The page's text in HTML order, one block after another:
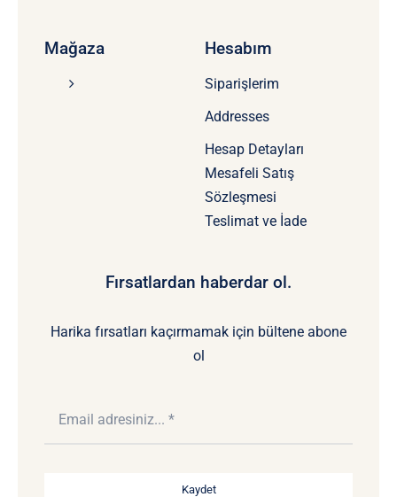
Mağaza Hesabım
Siparişlerim
Addresses
Hesap Detayları
Mesafeli Satış
Sözleşmesi
Teslimat ve İade
Fırsatlardan haberdar ol.
Harika fırsatları kaçırmamak için bültene abone
ol
Kaydet